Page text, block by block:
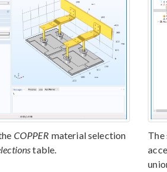
COPPER material selection
table.
The